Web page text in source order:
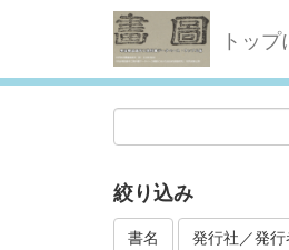
トッ
絞り込み
書名 発行社／発